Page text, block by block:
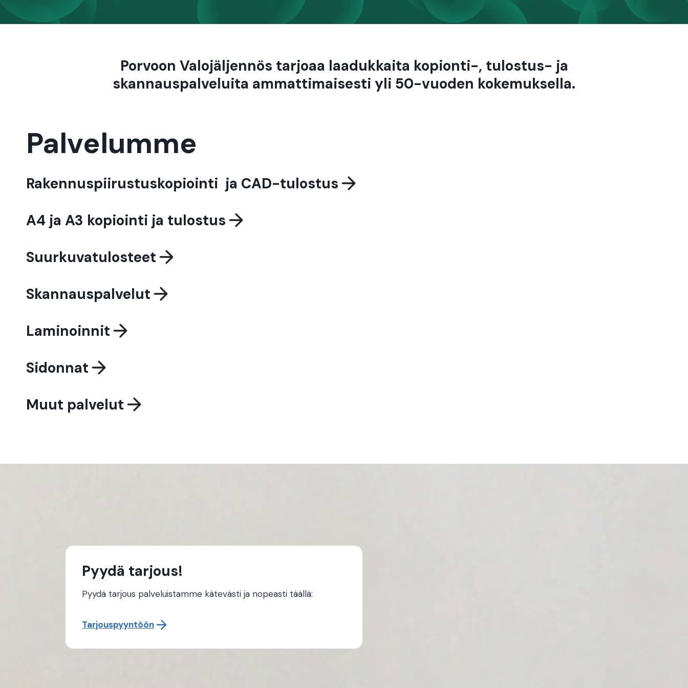
Porvoon Valojäljennös tarjoaa laadukkaita kopionti-, tulostus- ja
skannauspalveluita ammattimaisesti yli 50-vuoden kokemuksella.
Palvelumme
Rakennuspiirustuskopiointi ja CAD-tulostus
A4 ja A3 kopiointi ja tulostus
Suurkuvatulosteet
Skannauspalvelut
Laminoinnit
Sidonnat
Muut palvelut
Pyydä tarjous!
Pyydä tarjous palveluistamme kätevästi ja nopeasti täällä:
Tarjouspyyntöön